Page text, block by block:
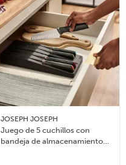
JOSEPH JOSEPH
Juego de 5 cuchillos con
bandeja de almacenamiento